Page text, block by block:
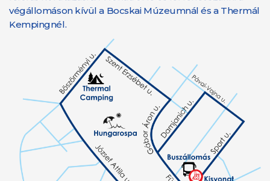
végállomáson kívül a Bocskai Múzeumnál és a Thermál
Kempingnél.